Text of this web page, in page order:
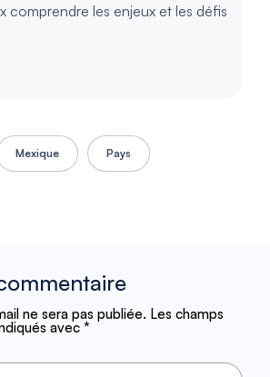
comprendre les enjeux et les défis
Mexique Pays
ne sera pas publiée. Les champs
avec *